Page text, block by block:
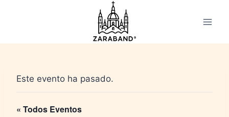
Este evento ha pasado.
« Todos Eventos